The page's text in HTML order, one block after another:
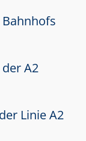
A2
Linie A2